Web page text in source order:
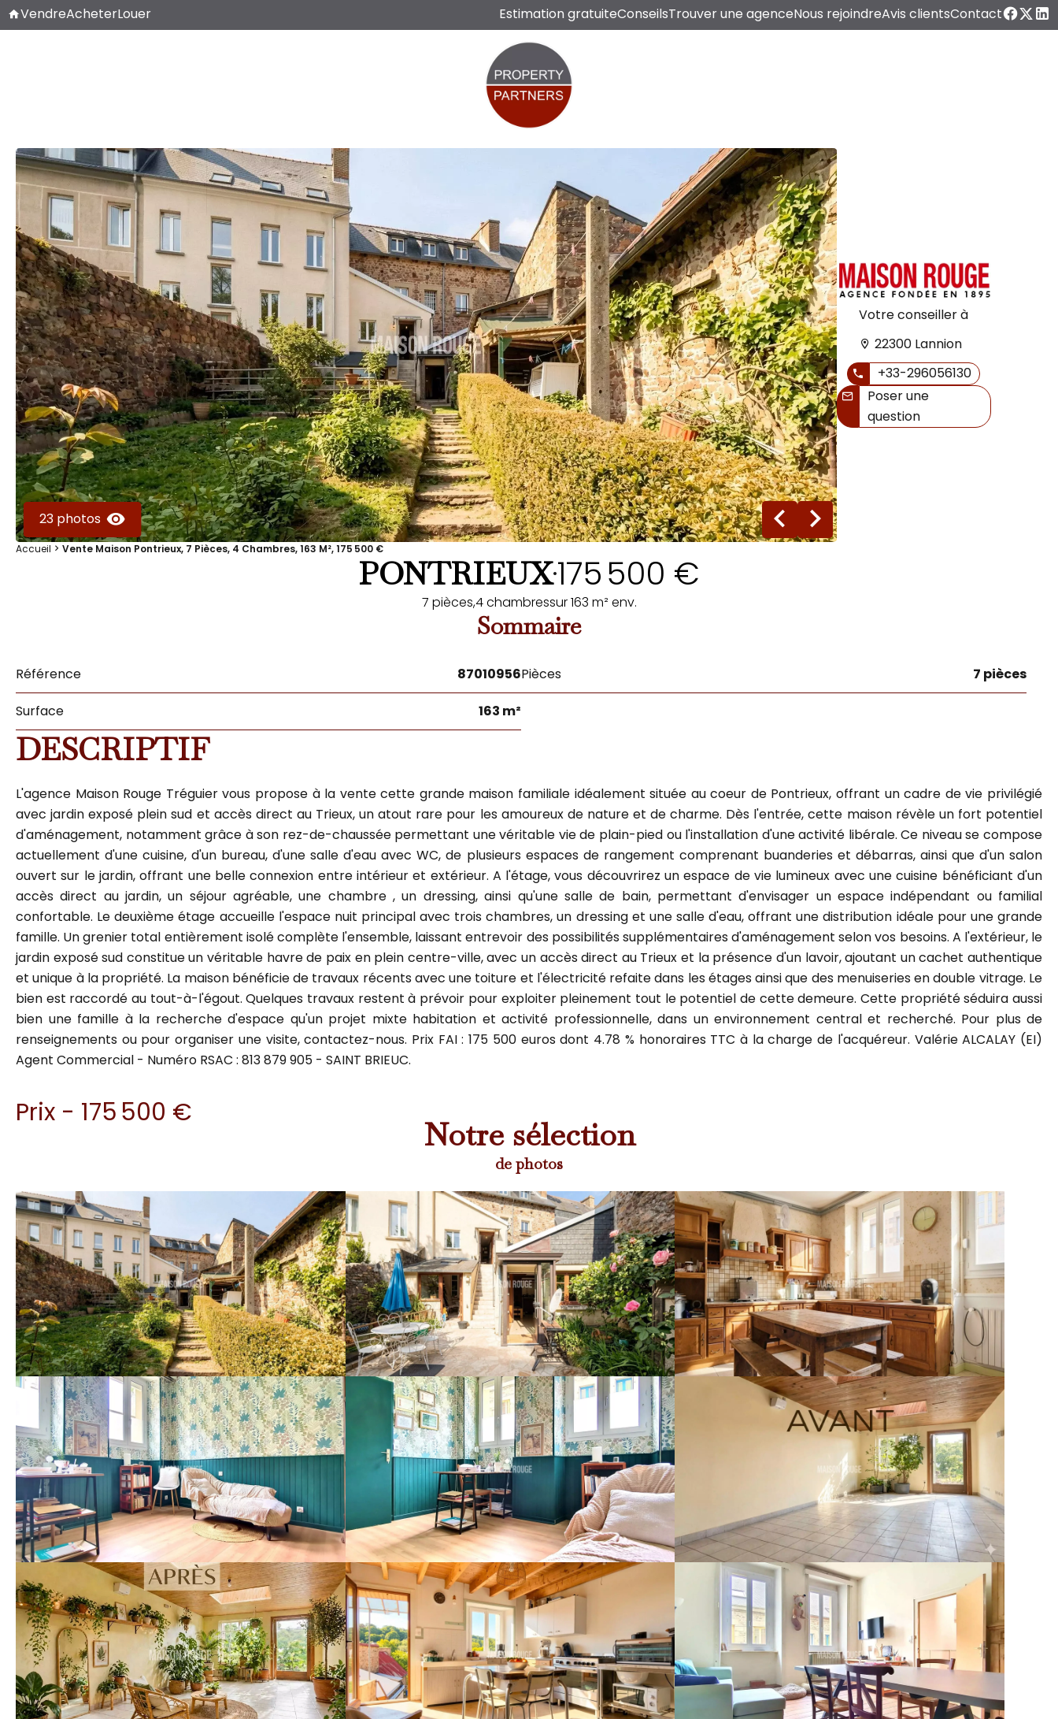
VendreAcheterLouer Estimation gratuiteConseilsTrouver une agenceNous rejoindreAvis clientsContact
23 photos
Votre conseiller à
22300 Lannion
+33-296056130
Poser une
question
Accueil Vente Maison Pontrieux, 7 Pièces, 4 Chambres, 163 M², 175 500 €
PONTRIEUX•175 500 €
7 pièces,4 chambressur 163 m² env.
Sommaire
Référence 87010956Pièces 7 pièces
Surface 163 m²
DESCRIPTIF
L'agence Maison Rouge Tréguier vous propose à la vente cette grande maison familiale idéalement située au coeur de Pontrieux, offrant un cadre de vie privilégié
avec jardin exposé plein sud et accès direct au Trieux, un atout rare pour les amoureux de nature et de charme. Dès l'entrée, cette maison révèle un fort potentiel
d'aménagement, notamment grâce à son rez-de-chaussée permettant une véritable vie de plain-pied ou l'installation d'une activité libérale. Ce niveau se compose
actuellement d'une cuisine, d'un bureau, d'une salle d'eau avec WC, de plusieurs espaces de rangement comprenant buanderies et débarras, ainsi que d'un salon
ouvert sur le jardin, offrant une belle connexion entre intérieur et extérieur. A l'étage, vous découvrirez un espace de vie lumineux avec une cuisine bénéficiant d'un
accès direct au jardin, un séjour agréable, une chambre , un dressing, ainsi qu'une salle de bain, permettant d'envisager un espace indépendant ou familial
confortable. Le deuxième étage accueille l'espace nuit principal avec trois chambres, un dressing et une salle d'eau, offrant une distribution idéale pour une grande
famille. Un grenier total entièrement isolé complète l'ensemble, laissant entrevoir des possibilités supplémentaires d'aménagement selon vos besoins. A l'extérieur, le
jardin exposé sud constitue un véritable havre de paix en plein centre-ville, avec un accès direct au Trieux et la présence d'un lavoir, ajoutant un cachet authentique
et unique à la propriété. La maison bénéficie de travaux récents avec une toiture et l'électricité refaite dans les étages ainsi que des menuiseries en double vitrage. Le
bien est raccordé au tout-à-l'égout. Quelques travaux restent à prévoir pour exploiter pleinement tout le potentiel de cette demeure. Cette propriété séduira aussi
bien une famille à la recherche d'espace qu'un projet mixte habitation et activité professionnelle, dans un environnement central et recherché. Pour plus de
renseignements ou pour organiser une visite, contactez-nous. Prix FAI : 175 500 euros dont 4.78 % honoraires TTC à la charge de l'acquéreur. Valérie ALCALAY (EI)
Agent Commercial - Numéro RSAC : 813 879 905 - SAINT BRIEUC.
Prix - 175 500 €
Notre sélection
de photos